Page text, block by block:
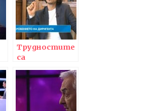
Трудностите
са